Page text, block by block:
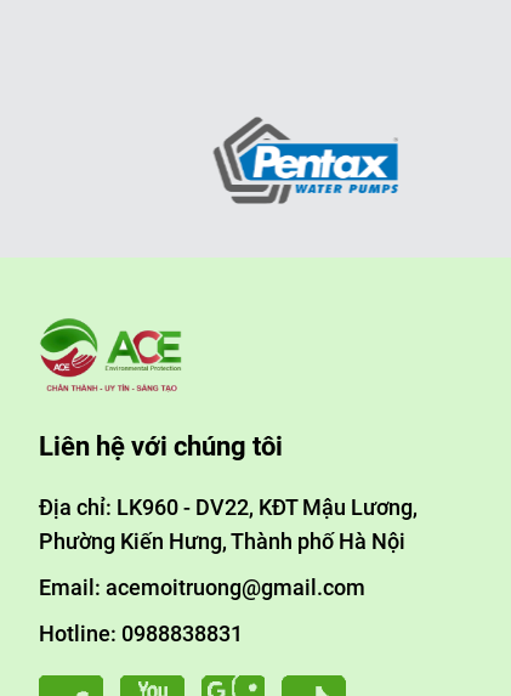
Liên hệ với chúng tôi
Địa chỉ: LK960 - DV22, KĐT Mậu Lương,
Phường Kiến Hưng, Thành phố Hà Nội
Email: acemoitruong@gmail.com
Hotline: 0988838831